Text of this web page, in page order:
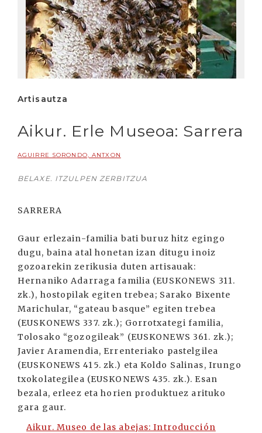
Artisautza
Aikur. Erle Museoa: Sarrera
AGUIRRE SORONDO, ANTXON
BELAXE. ITZULPEN ZERBITZUA
SARRERA
Gaur erlezain-familia bati buruz hitz egingo
dugu, baina atal honetan izan ditugu inoiz
gozoarekin zerikusia duten artisauak:
Hernaniko Adarraga familia (EUSKONEWS 311.
zk.), hostopilak egiten trebea; Sarako Bixente
Marichular, “gateau basque” egiten trebea
(EUSKONEWS 337. zk.); Gorrotxategi familia,
Tolosako “gozogileak” (EUSKONEWS 361. zk.);
Javier Aramendia, Errenteriako pastelgilea
(EUSKONEWS 415. zk.) eta Koldo Salinas, Irungo
txokolategilea (EUSKONEWS 435. zk.). Esan
bezala, erleez eta horien produktuez arituko
gara gaur.
Aikur. Museo de las abejas: Introducción